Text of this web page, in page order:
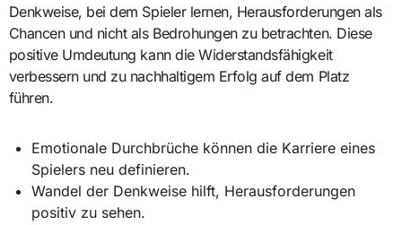
Denkweise, bei dem Spieler lernen, Herausforderungen als
Chancen und nicht als Bedrohungen zu betrachten. Diese
positive Umdeutung kann die Widerstandsfähigkeit
verbessern und zu nachhaltigem Erfolg auf dem Platz
führen.
Emotionale Durchbrüche können die Karriere eines
Spielers neu definieren.
Wandel der Denkweise hilft, Herausforderungen
positiv zu sehen.